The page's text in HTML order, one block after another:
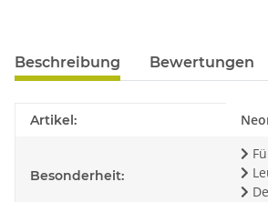
Beschreibung Bewertungen
Produkteigenschaft
Wert
Artikel:
Besonderheit: